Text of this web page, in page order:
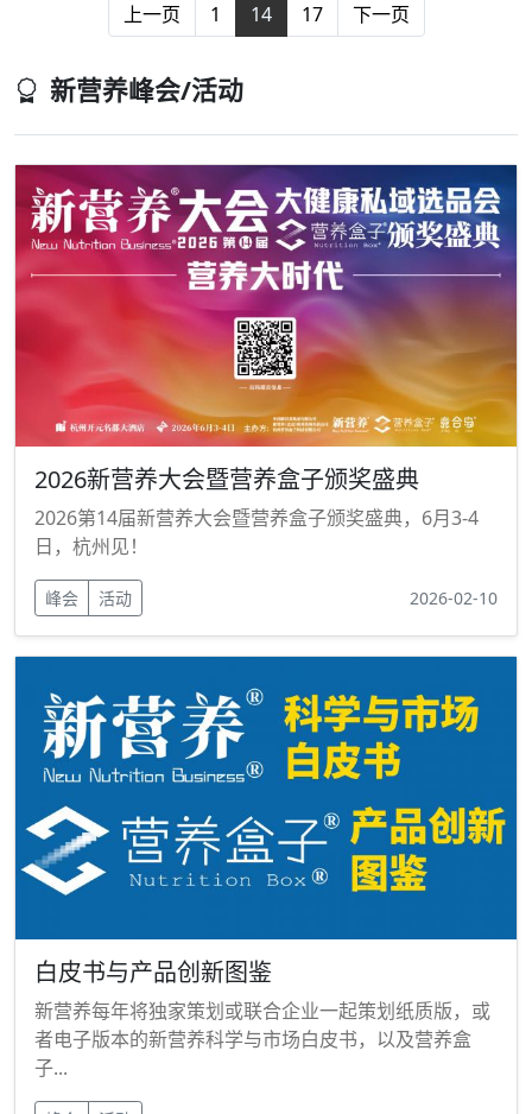
上一页 1 14 17 下一页
新营养峰会/活动
2026新营养大会暨营养盒子颁奖盛典
2026第14届新营养大会暨营养盒子颁奖盛典，6月3-4
日，杭州见！
峰会 活动 2026-02-10
白皮书与产品创新图鉴
新营养每年将独家策划或联合企业一起策划纸质版，或
者电子版本的新营养科学与市场白皮书，以及营养盒
子...